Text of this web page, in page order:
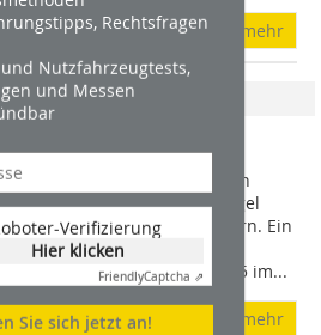
Rechtsfragen
und Nutzfahrzeugtests,
und Messen
Verifizierung
Hier klicken
FriendlyCaptcha ⇗
Sie sich jetzt an!
mehr
Burg Brandenstein
einem bewaldeten Bergkegel
Ortschaft Elm bei Schlüchtern. Ein
Anblick, wie aus dem
Sie befindet sich seit 1895 im...
mehr